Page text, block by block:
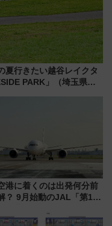
夏行きたい越谷レイクタ
PARK」（埼玉県越
港に着くのは出発何分前
？ 9月始動のJAL「第1タ
超え！ 知っておきたい